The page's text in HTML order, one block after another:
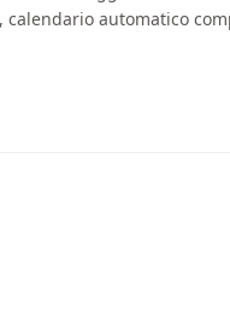
automatico